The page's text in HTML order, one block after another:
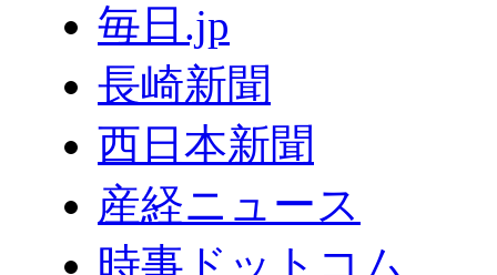
毎日.jp
長崎新聞
西日本新聞
産経ニュース
時事ドットコム